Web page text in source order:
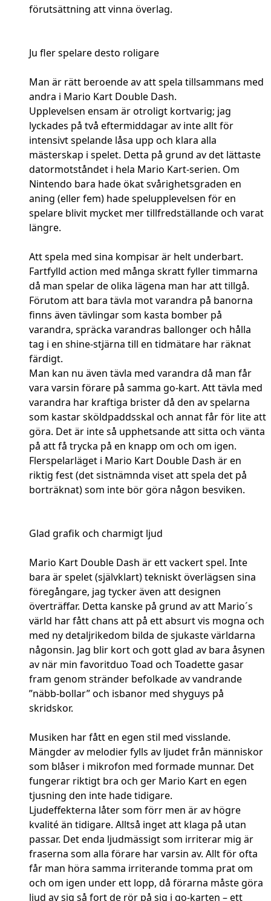
förutsättning att vinna överlag.
Ju fler spelare desto roligare
Man är rätt beroende av att spela tillsammans med
andra i Mario Kart Double Dash.
Upplevelsen ensam är otroligt kortvarig; jag
lyckades på två eftermiddagar av inte allt för
intensivt spelande låsa upp och klara alla
mästerskap i spelet. Detta på grund av det lättaste
datormotståndet i hela Mario Kart-serien. Om
Nintendo bara hade ökat svårighetsgraden en
aning (eller fem) hade spelupplevelsen för en
spelare blivit mycket mer tillfredställande och varat
längre.
Att spela med sina kompisar är helt underbart.
Fartfylld action med många skratt fyller timmarna
då man spelar de olika lägena man har att tillgå.
Förutom att bara tävla mot varandra på banorna
finns även tävlingar som kasta bomber på
varandra, spräcka varandras ballonger och hålla
tag i en shine-stjärna till en tidmätare har räknat
färdigt.
Man kan nu även tävla med varandra då man får
vara varsin förare på samma go-kart. Att tävla med
varandra har kraftiga brister då den av spelarna
som kastar sköldpaddsskal och annat får för lite att
göra. Det är inte så upphetsande att sitta och vänta
på att få trycka på en knapp om och om igen.
Flerspelarläget i Mario Kart Double Dash är en
riktig fest (det sistnämnda viset att spela det på
borträknat) som inte bör göra någon besviken.
Glad grafik och charmigt ljud
Mario Kart Double Dash är ett vackert spel. Inte
bara är spelet (självklart) tekniskt överlägsen sina
föregångare, jag tycker även att designen
överträffar. Detta kanske på grund av att Mario´s
värld har fått chans att på ett absurt vis mogna och
med ny detaljrikedom bilda de sjukaste världarna
någonsin. Jag blir kort och gott glad av bara åsynen
av när min favoritduo Toad och Toadette gasar
fram genom stränder befolkade av vandrande
”näbb-bollar” och isbanor med shyguys på
skridskor.
Musiken har fått en egen stil med visslande.
Mängder av melodier fylls av ljudet från människor
som blåser i mikrofon med formade munnar. Det
fungerar riktigt bra och ger Mario Kart en egen
tjusning den inte hade tidigare.
Ljudeffekterna låter som förr men är av högre
kvalité än tidigare. Alltså inget att klaga på utan
passar. Det enda ljudmässigt som irriterar mig är
fraserna som alla förare har varsin av. Allt för ofta
får man höra samma irriterande tomma prat om
och om igen under ett lopp, då förarna måste göra
ljud av sig så fort de rör på sig i go-karten – ett